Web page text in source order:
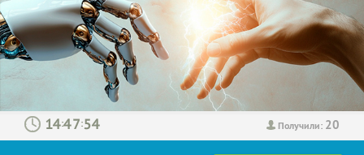
Получили: 20
: :